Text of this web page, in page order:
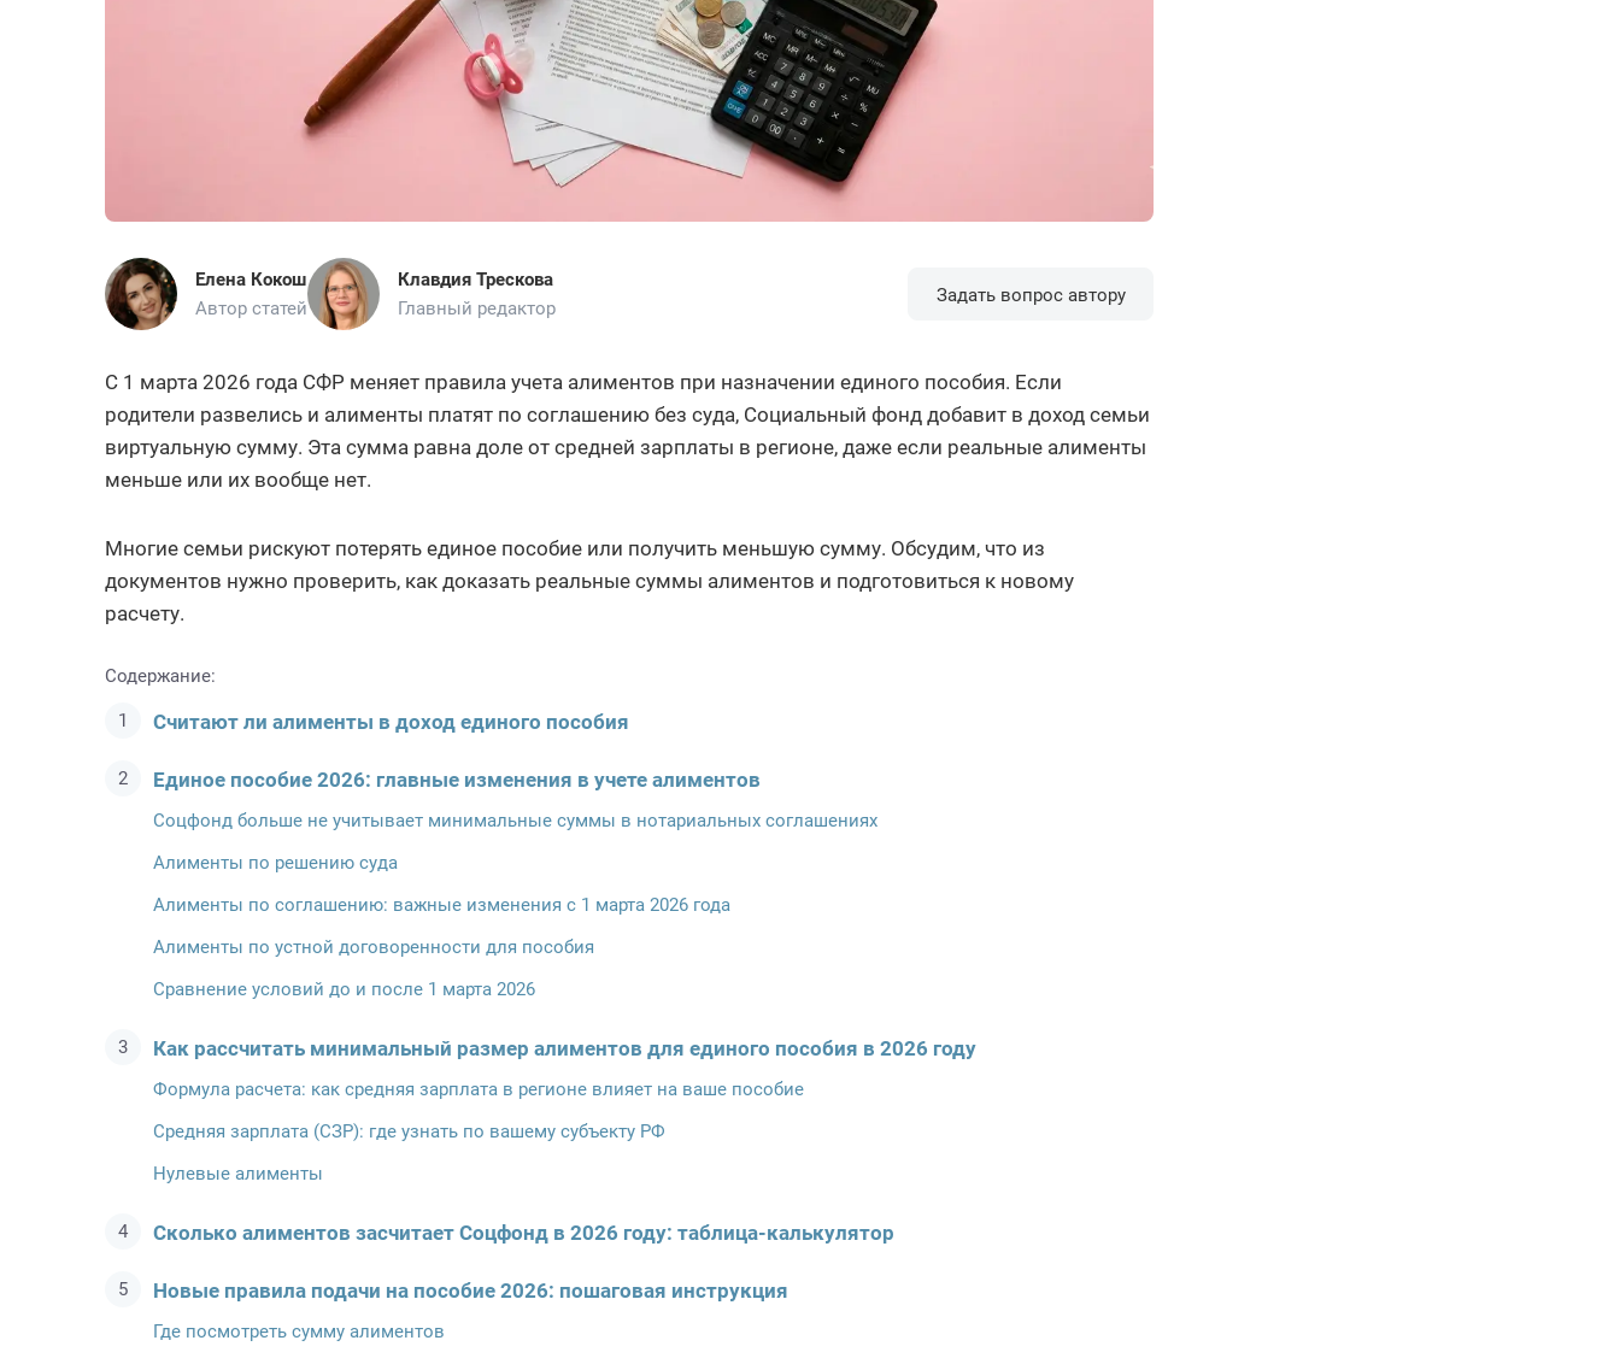
Елена Кокош
Автор статей
Клавдия Трескова
Главный редактор
Задать вопрос автору
С 1 марта 2026 года СФР меняет правила учета алиментов при назначении единого пособия. Если
родители развелись и алименты платят по соглашению без суда, Социальный фонд добавит в доход семьи
виртуальную сумму. Эта сумма равна доле от средней зарплаты в регионе, даже если реальные алименты
меньше или их вообще нет.
Многие семьи рискуют потерять единое пособие или получить меньшую сумму. Обсудим, что из
документов нужно проверить, как доказать реальные суммы алиментов и подготовиться к новому
расчету.
Содержание:
Считают ли алименты в доход единого пособия
Единое пособие 2026: главные изменения в учете алиментов
Соцфонд больше не учитывает минимальные суммы в нотариальных соглашениях
Алименты по решению суда
Алименты по соглашению: важные изменения с 1 марта 2026 года
Алименты по устной договоренности для пособия
Сравнение условий до и после 1 марта 2026
Как рассчитать минимальный размер алиментов для единого пособия в 2026 году
Формула расчета: как средняя зарплата в регионе влияет на ваше пособие
Средняя зарплата (СЗР): где узнать по вашему субъекту РФ
Нулевые алименты
Сколько алиментов засчитает Соцфонд в 2026 году: таблица-калькулятор
Новые правила подачи на пособие 2026: пошаговая инструкция
Где посмотреть сумму алиментов